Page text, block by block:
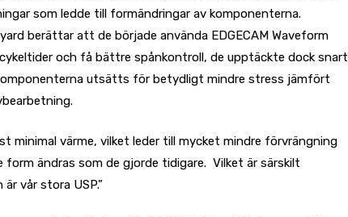
som ledde till formändringar av komponenterna.
berättar att de började använda EDGECAM Waveform
och få bättre spånkontroll, de upptäckte dock snart
utsätts för betydligt mindre stress jämfört
minimal värme, vilket leder till mycket mindre förvrängning
ändras som de gjorde tidigare. Vilket är särskilt
vår stora USP.”